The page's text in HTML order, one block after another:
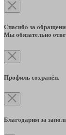
Спасибо за
Мы обязательно
Профиль сохранён.
Благодарим за